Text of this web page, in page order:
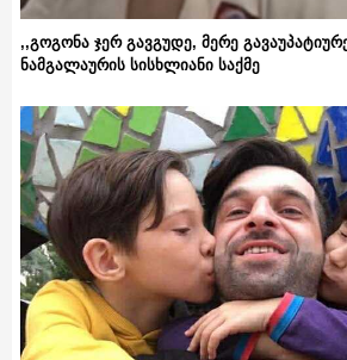
,,გოგონა ჯერ გავგუდე, მერე
ნამგალაურის სისხლიანი საქმე